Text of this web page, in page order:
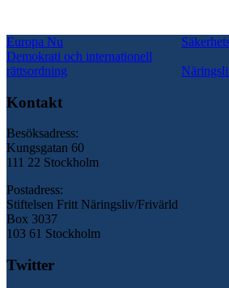
Europa Nu
Demokrati och internationell
rättsordning
Kontakt
Besöksadress:
Kungsgatan 60
111 22 Stockholm
Postadress:
Stiftelsen Fritt Näringsliv/Frivärld
Box 3037
103 61 Stockholm
Twitter